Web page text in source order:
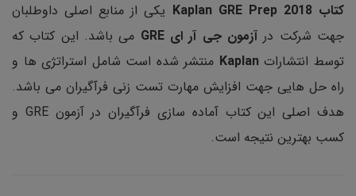
کتاب Kaplan GRE Prep 2018
یکی از منابع اصلی داوطلبان
جهت شرکت در آزمون جی آر ای GRE
می باشد. این کتاب که
توسط انتشارات Kaplan منتشر شده است شامل استراتژی ها و
راه حل هایی جهت افزایش مهارت تست زنی فرآگیران می باشد.
هدف اصلی این کتاب آماده سازی فرآگیران در آزمون GRE و
کسب بهترین نتیجه است.